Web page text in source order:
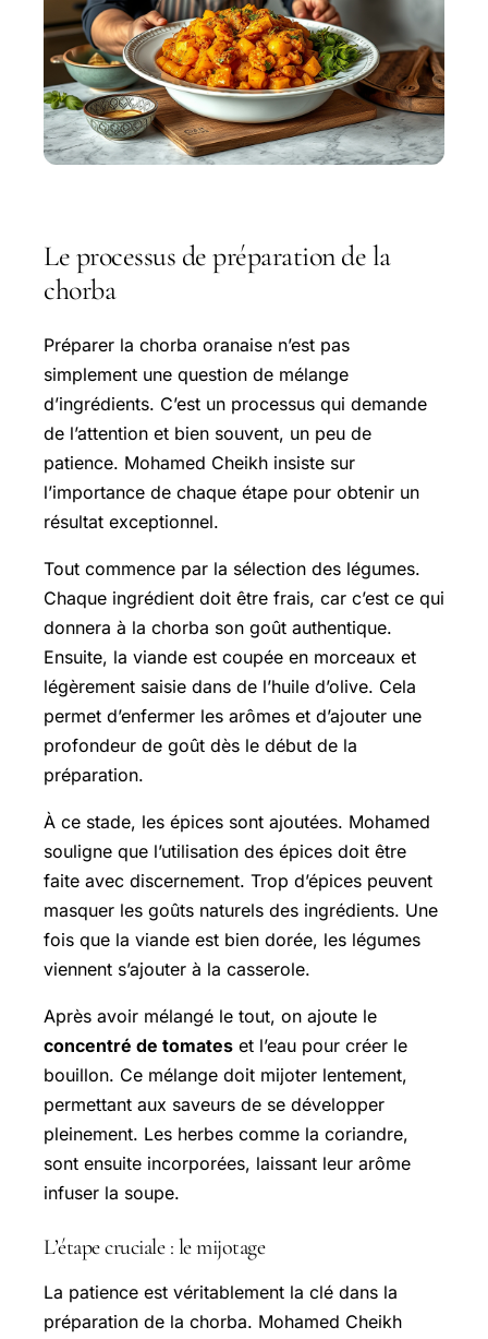
Le processus de préparation de la
chorba
Préparer la chorba oranaise n’est pas
simplement une question de mélange
d’ingrédients. C’est un processus qui demande
de l’attention et bien souvent, un peu de
patience. Mohamed Cheikh insiste sur
l’importance de chaque étape pour obtenir un
résultat exceptionnel.
Tout commence par la sélection des légumes.
Chaque ingrédient doit être frais, car c’est ce qui
donnera à la chorba son goût authentique.
Ensuite, la viande est coupée en morceaux et
légèrement saisie dans de l’huile d’olive. Cela
permet d’enfermer les arômes et d’ajouter une
profondeur de goût dès le début de la
préparation.
À ce stade, les épices sont ajoutées. Mohamed
souligne que l’utilisation des épices doit être
faite avec discernement. Trop d’épices peuvent
masquer les goûts naturels des ingrédients. Une
fois que la viande est bien dorée, les légumes
viennent s’ajouter à la casserole.
Après avoir mélangé le tout, on ajoute le
concentré de tomates et l’eau pour créer le
bouillon. Ce mélange doit mijoter lentement,
permettant aux saveurs de se développer
pleinement. Les herbes comme la coriandre,
sont ensuite incorporées, laissant leur arôme
infuser la soupe.
L’étape cruciale : le mijotage
La patience est véritablement la clé dans la
préparation de la chorba. Mohamed Cheikh